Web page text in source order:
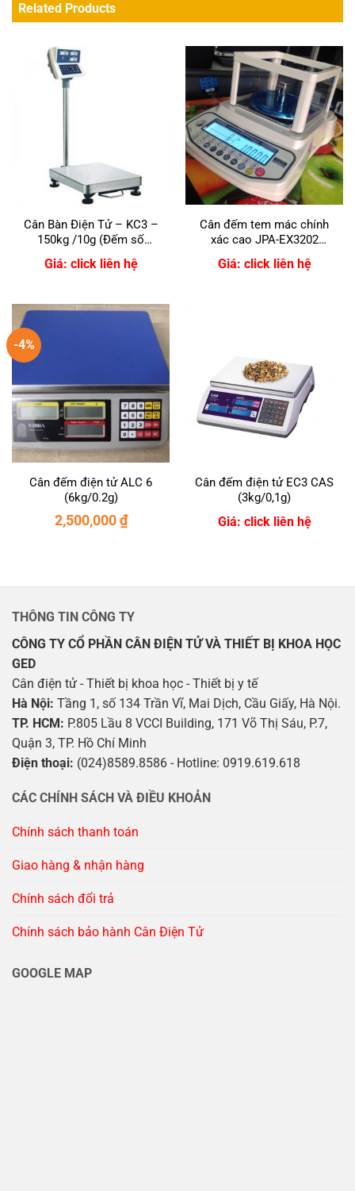
Related Products
Cân Bàn Điện Tử – KC3 –
150kg /10g (Đếm số
Giá: click liên hệ
Cân đếm tem mác chính
xác cao JPA-EX3202
Giá: click liên hệ
-4%
Cân đếm điện tử ALC 6
(6kg/0.2g)
2,500,000₫
Cân đếm điện tử EC3 CAS
(3kg/0,1g)
Giá: click liên hệ
THÔNG TIN CÔNG TY
CÔNG TY CỔ PHẦN CÂN ĐIỆN TỬ VÀ THIẾT BỊ KHOA HỌC
GED
Cân điện tử - Thiết bị khoa học - Thiết bị y tế
Hà Nội: Tầng 1, số 134 Trần Vĩ, Mai Dịch, Cầu Giấy, Hà Nội.
TP. HCM: P.805 Lầu 8 VCCI Building, 171 Võ Thị Sáu, P.7,
Quận 3, TP. Hồ Chí Minh
Điện thoại: (024)8589.8586 - Hotline: 0919.619.618
CÁC CHÍNH SÁCH VÀ ĐIỀU KHOẢN
Chính sách thanh toán
Giao hàng & nhận hàng
Chính sách đổi trả
Chính sách bảo hành Cân Điện Tử
GOOGLE MAP